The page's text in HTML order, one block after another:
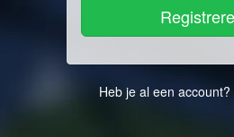
Heb je al een account?